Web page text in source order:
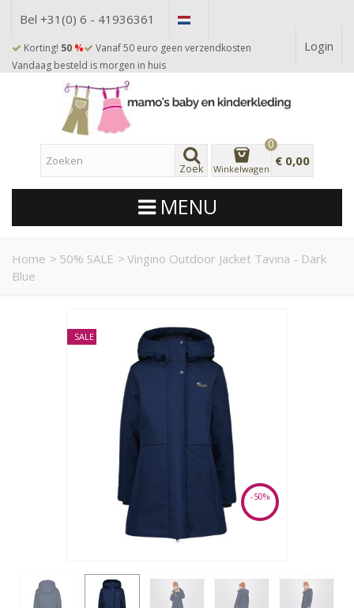
Bel +31(0) 6 - 41936361
Korting! 50 %
Vanaf 50 euro geen verzendkosten
Vandaag besteld is morgen in huis
Login
Zoek Winkelwagen
0
€ 0,00
MENU
Home > 50% SALE > Vingino Outdoor Jacket Tavina - Dark
Blue
SALE
-50%